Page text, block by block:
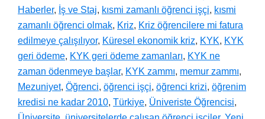
Haberler, İş ve Staj, kısmi zamanlı öğrenci işçi, kısmi
zamanlı öğrenci olmak, Kriz, Kriz öğrencilere mi fatura
edilmeye çalışılıyor, Küresel ekonomik kriz, KYK, KYK
geri ödeme, KYK geri ödeme zamanları, KYK ne
zaman ödenmeye başlar, KYK zammı, memur zammı,
Mezuniyet, Öğrenci, öğrenci işçi, öğrenci krizi, öğrenim
kredisi ne kadar 2010, Türkiye, Üniveriste Öğrencisi,